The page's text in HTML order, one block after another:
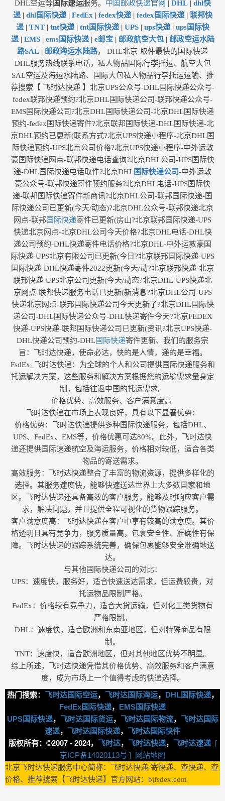
DHL空运等国际速运服务。 中国邮政快递官网 | DHL| dhl快
递| dhl国际快递| FedEx | fedex快递| fedex国际快递| 联邦快
递| TNT| tnt快递| tnt国际快递| UPS| ups快递| ups国际快
递| EMS| ems国际快递| e邮宝| 邮政航空大包| 邮政空运水陆
路SAL | 邮政海运水陆路， DHL北京-取件最快的国际快递
DHL服务热线联系电话，私人物品国际行李托运、航空大包
SAL空运及海运水陆路、国际大包私人物品行李托运运输、推
荐搜索【 飞时达快递 】北京UPS公众号-DHL国际快递公众号-
fedex联邦快递预约?北京DHL国际快递公司-联邦快递公众号-
EMS国际快递公司?北京DHL国际快递公司-北京DHL国际快递
预约-fedex国际快递寄件?北京联邦国际快递-DHL国际快递-北
京DHL预约已更新(联系方式?北京UPS快递小程序-北京DHL国
际快递预约-UPS北京公司价格?北京UPS快递小程序-中外运敦
豪国际快递网点-联邦快递电话查询?北京DHL公司-UPS国际快
递-DHL国际快递电话取件?北京DHL国际快递公司 -中外运敦
豪公众号-联邦快递寄件预约服务?北京DHL电话-UPS国际快
递-联邦国际快递寄件新商讯?北京DHL公司-联邦国际快递-国
际快递公司已更新(今天/动态)?北京DHL公众号-联邦快递北京
网点-联邦 国际快递寄件已更新(房山?北京联邦国际快递-UPS
快递北京网点-北京DHL公司今天价格?北京DHL电话-DHL快
递公司预约-DHL快递寄件电话价格?北京DHL-中外运敦豪国
际快递-UPS北京有限公司已更新(今日?北京联邦国际快递-UPS
国际快递-DHL快递寄件2022更新(今天/动?北京联邦快递-北京
联邦快递-UPS北京公司更新(今天/动态?北京DHL-UPS快递北
京网点-联邦快递服务电话已更新(新消息?北京DHL公司-UPS
快递北京网点-联邦国际快递公司今天更新了?北京DHL国际快
递公司-DHL国际快递公众号-DHL快递寄件今天?北京FEDEX
快递-UPS快递-联邦国际快递公司已更新(资讯?北京UPS快递-
DHL快递公司预约-DHL国际快递寄件更新、我们的服务宗
旨：飞时达快递，使命必达，快的是人情，递的是幸福。
FsdEx_飞时达快递：为全球的个人和公司提供国际快递服务和
托运解决方案，这些服务和解决方案根据您的运输需求量身定
制，包括往返中国的托运需求。
价格优势、高效服务、客户满意度高 ‌
飞时达快递在市场上表现良好，具有以下显著优势‌：
价格优势‌：飞时达快递提供多种国际快递服务，包括DHL、
UPS、FedEx、EMS等，价格优惠可达80%。此外，飞时达快
递还提供国际速递航空及海运服务，价格相对较低，适合各类
物品的寄送需求‌。
高效服务‌：飞时达快递整合了丰富的物流资源，提供多样化的
选择。其服务速度快，能够快速送达世界上大多数国家和地
区。飞时达快递还具备高效的客户服务，能够及时响应客户需
求，解决问题，并且提供全程可视化的货物跟踪服务‌。
客户满意度高‌：飞时达快递在客户中享有较高的满意度。其价
格透明且具有竞争力，服务质量高，包裹安全性、准确性有保
障。飞时达快递的跟踪系统完善，确保包裹能够安全准确地送
达‌。
与其他国际快递公司的对比‌：
UPS‌：速度快，服务好，适合快速送达需求，但运费较贵，对
托运物品限制严格‌。
‌FedEx‌：价格较有竞争力，适合大货运输，但对化工类货物有
严格限制‌。
DHL‌：速度快，适合欧洲和东南亚地区，但对特殊商品有限
制‌。
TNT‌：速度快，适合欧洲地区，但对其他地区优势不明显‌。
综上所述，飞时达快递凭借其价格优势、高效服务和客户满意
度，成为市场上一个值得考虑的快递选择。
热门搜索： 飞时达国际空运， 飞时达国际海运， DHL国际快递，
FedEx国际快递， EMS国际快递
UPS国际快递， 飞时达国际货运， 飞时达国际物流， 飞时达国际
速递， 飞时达国际快递， 飞时达国际快件
版权所有：©2007 - 2024， 飞时达， 飞时达快递， 飞时达速递 [
京ICP备14020113号 ]
网站地图
北京飞时达快递服务中心简称：飞时达快递-寄快递、查快递、查
价格、推荐搜索【飞时达快递】官方网站：bjfsdex.com